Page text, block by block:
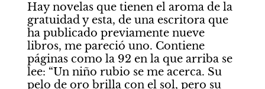
Hay novelas que tienen el aroma de la
gratuidad y esta, de una escritora que
ha publicado previamente nueve
libros, me pareció uno. Contiene
páginas como la 92 en la que arriba se
lee: “Un niño rubio se me acerca. Su
pelo de oro brilla con el sol, pero su